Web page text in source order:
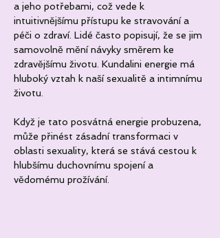
a jeho potřebami, což vede k
intuitivnějšímu přístupu ke stravování a
péči o zdraví. Lidé často popisují, že se jim
samovolně mění návyky směrem ke
zdravějšímu životu. Kundalini energie má
hluboký vztah k naší sexualitě a intimnímu
životu.
Když je tato posvátná energie probuzena,
může přinést zásadní transformaci v
oblasti sexuality, která se stává cestou k
hlubšímu duchovnímu spojení a
vědomému prožívání.